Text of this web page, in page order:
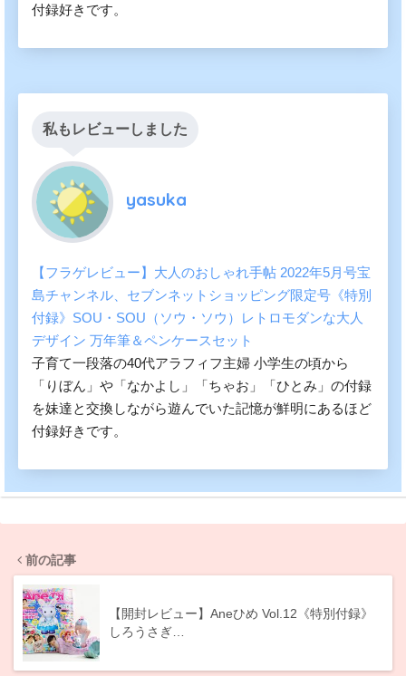
付録好きです。
私もレビューしました
yasuka
【フラゲレビュー】大人のおしゃれ手帖 2022年5月号宝
島チャンネル、セブンネットショッピング限定号《特別
付録》SOU・SOU（ソウ・ソウ）レトロモダンな大人
デザイン 万年筆＆ペンケースセット
子育て一段落の40代アラフィフ主婦 小学生の頃から
「りぼん」や「なかよし」「ちゃお」「ひとみ」の付録
を妹達と交換しながら遊んでいた記憶が鮮明にあるほど
付録好きです。
前の記事
【開封レビュー】Aneひめ Vol.12《特別付録》
しろうさぎ…